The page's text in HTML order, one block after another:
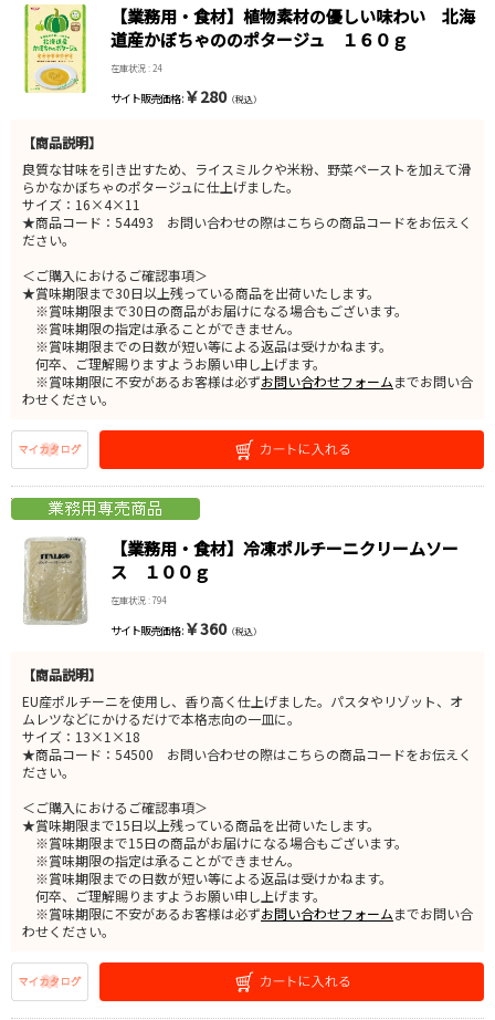
【業務用・食材】植物素材の優しい味わい 北海
道産かぼちゃののポタージュ １６０ｇ
在庫状況 : 24
サイト販売価格 : ￥280（税込）
【商品説明】
良質な甘味を引き出すため、ライスミルクや米粉、野菜ペーストを加えて滑
らかなかぼちゃのポタージュに仕上げました。
サイズ：16×4×11
★商品コード：54493 お問い合わせの際はこちらの商品コードをお伝えく
ださい。
＜ご購入におけるご確認事項＞
★賞味期限まで30日以上残っている商品を出荷いたします。
※賞味期限まで30日の商品がお届けになる場合もございます。
※賞味期限の指定は承ることができません。
※賞味期限までの日数が短い等による返品は受けかねます。
何卒、ご理解賜りますようお願い申し上げます。
※賞味期限に不安があるお客様は必ずお問い合わせフォームまでお問い合
わせください。
【業務用・食材】冷凍ポルチーニクリームソー
ス １００ｇ
在庫状況 : 794
サイト販売価格 : ￥360（税込）
【商品説明】
EU産ポルチーニを使用し、香り高く仕上げました。パスタやリゾット、オ
ムレツなどにかけるだけで本格志向の一皿に。
サイズ：13×1×18
★商品コード：54500 お問い合わせの際はこちらの商品コードをお伝えく
ださい。
＜ご購入におけるご確認事項＞
★賞味期限まで15日以上残っている商品を出荷いたします。
※賞味期限まで15日の商品がお届けになる場合もございます。
※賞味期限の指定は承ることができません。
※賞味期限までの日数が短い等による返品は受けかねます。
何卒、ご理解賜りますようお願い申し上げます。
※賞味期限に不安があるお客様は必ずお問い合わせフォームまでお問い合
わせください。